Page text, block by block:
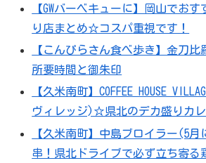
【GWバーベキューに】岡山でお
り店まとめ☆コスパ重視です！
【こんぴらさん食べ歩き】金刀
所要時間と御朱印
【久米南町】COFFEE HOUSE
ヴィレッジ)☆県北のデカ盛りカレ
【久米南町】中島ブロイラー(5月
串！県北ドライブで必ず立ち寄る